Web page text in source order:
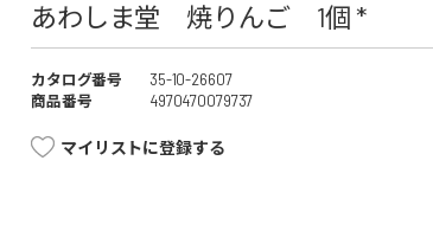
あわしま堂 焼りんご 1個 *
カタログ番号
35-10-26607
商品番号
4970470079737
マイリストに登録する